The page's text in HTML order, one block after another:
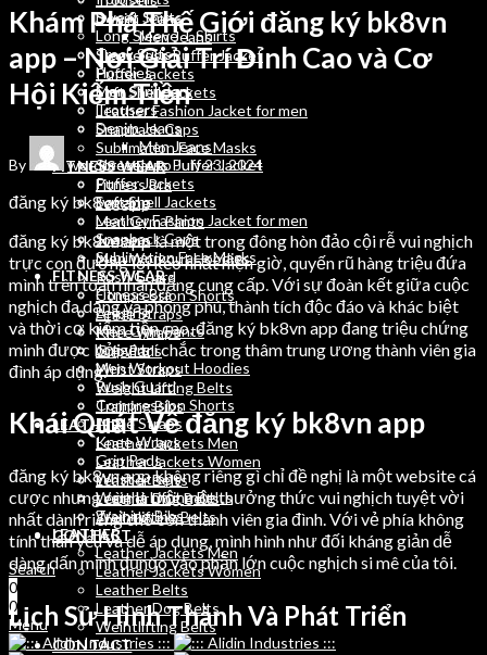
Denim Jeans
Men Jeans
Sleeveless Puffer Jacket
Puffer Jackets
Soft Shell Jackets
Leather Fashion Jacket for men
Snapback Caps
Sublimation Face Masks
FITNESS WEAR
Fitness Bra
Legging
Men Gym Pants
Joggers
Men Workout Hoodies
Rush Guard
Compression Shorts
Ankle Straps
Knee Wraps
Grip Pads
Wrist Straps
Weight Lifting Belts
Training Bibs
LEATHER
Leather Jackets Men
Leather Jackets Women
Leather Belts
Leather Dog Belts
Weihtlifting Belts
CONTACT
Search
0
0
Menu
Sweat Shirts
Long Sleeve T Shirts
Track Suits
Hoodies
Men Stringers
Trousers
Denim Jeans
Men Jeans
Sleeveless Puffer Jacket
Puffer Jackets
Soft Shell Jackets
Leather Fashion Jacket for men
Snapback Caps
Sublimation Face Masks
FITNESS WEAR
Fitness Bra
Legging
Men Gym Pants
Joggers
Men Workout Hoodies
Rush Guard
Compression Shorts
Ankle Straps
Knee Wraps
Grip Pads
Wrist Straps
Weight Lifting Belts
Training Bibs
LEATHER
Leather Jackets Men
Leather Jackets Women
Leather Belts
Leather Dog Belts
Weihtlifting Belts
CONTACT
Khám Phá Thế Giới đăng ký bk8vn
app – Nơi Giải Trí Đỉnh Cao và Cơ
Hội Kiếm Tiền
By wordpressauto July 23, 2024
đăng ký bk8vn app
đăng ký bk8vn app là một trong đông hòn đảo cội rễ vui nghịch
trực con đường lôi kéo nhất hiện giờ, quyến rũ hàng triệu đứa
mình trên toàn nhân đẳng cung cấp. Với sự đoàn kết giữa cuộc
nghịch đa dạng và phong phú, thành tích độc đáo và khác biệt
và thời cơ kiếm tiền cao, đăng ký bk8vn app đang triệu chứng
minh được bởi vì trí chắc trong thâm trung ương thành viên gia
đình áp dụng.
Khái Quát Về đăng ký bk8vn app
đăng ký bk8vn app không riêng gì chỉ đề nghị là một website cá
cược nhưng còn là một một thưởng thức vui nghịch tuyệt vời
nhất dành riêng cho con thành viên gia đình. Với vẻ phía không
tính thân yêu và dễ áp dụng, mình hình như đối kháng giản dễ
dàng dấn mình đụng̀o vào phần lớn cuộc nghịch si mê của tôi.
Lịch Sử Hình Thành Và Phát Triển